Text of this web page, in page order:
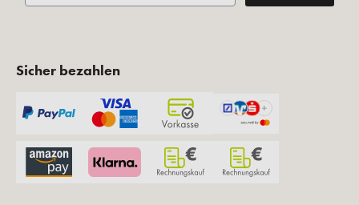
Sicher bezahlen